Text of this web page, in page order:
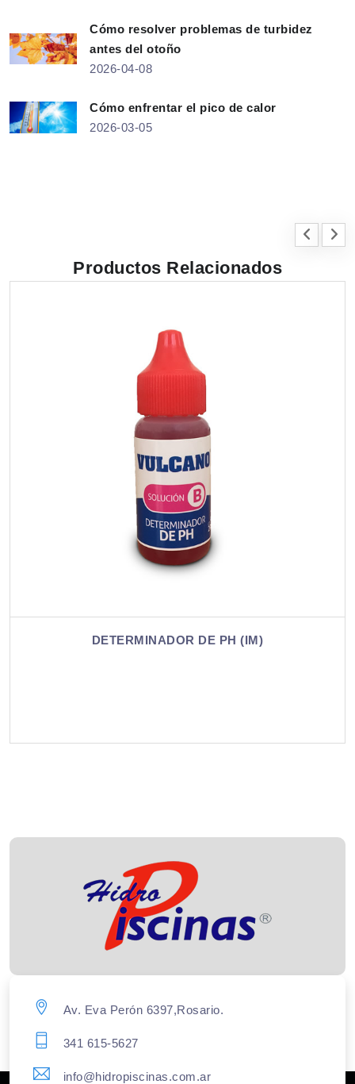
Cómo resolver problemas de turbidez
antes del otoño
2026-04-08
Cómo enfrentar el pico de calor
2026-03-05
Productos Relacionados
DETERMINADOR DE PH
Av. Eva Perón 6397,Rosario.
341 615-5627
info@hidropiscinas.com.ar